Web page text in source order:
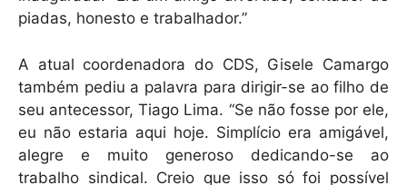
piadas, honesto e trabalhador.”
A atual coordenadora do CDS, Gisele Camargo
também pediu a palavra para dirigir-se ao filho de
seu antecessor, Tiago Lima. “Se não fosse por ele,
eu não estaria aqui hoje. Simplício era amigável,
alegre e muito generoso dedicando-se ao
trabalho sindical. Creio que isso só foi possível